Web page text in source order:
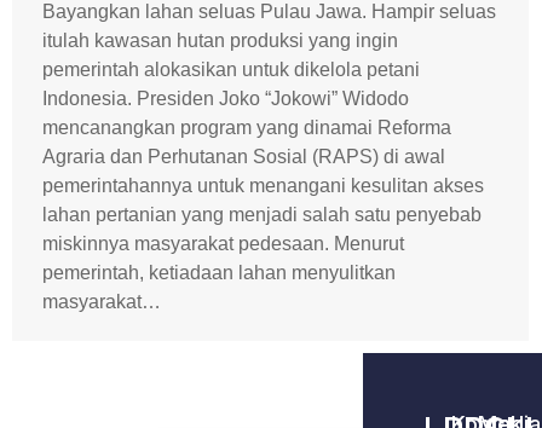
Bayangkan lahan seluas Pulau Jawa. Hampir seluas
itulah kawasan hutan produksi yang ingin
pemerintah alokasikan untuk dikelola petani
Indonesia. Presiden Joko “Jokowi” Widodo
mencanangkan program yang dinamai Reforma
Agraria dan Perhutanan Sosial (RAPS) di awal
pemerintahannya untuk menangani kesulitan akses
lahan pertanian yang menjadi salah satu penyebab
miskinnya masyarakat pedesaan. Menurut
pemerintah, ketiadaan lahan menyulitkan
masyarakat…